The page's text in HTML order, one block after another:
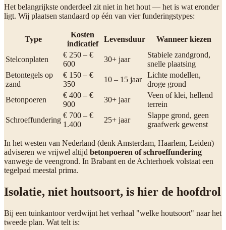
Het belangrijkste onderdeel zit niet in het hout — het is wat eronder
ligt. Wij plaatsen standaard op één van vier funderingstypes:
Type
Kosten
indicatief
Levensduur Wanneer kiezen
Stelconplaten
€ 250 – €
600
30+ jaar
Stabiele zandgrond,
snelle plaatsing
Betontegels op
zand
€ 150 – €
350
10 – 15 jaar
Lichte modellen,
droge grond
Betonpoeren
€ 400 – €
900
30+ jaar
Veen of klei, hellend
terrein
Schroeffundering
€ 700 – €
1.400
25+ jaar
Slappe grond, geen
graafwerk gewenst
In het westen van Nederland (denk Amsterdam, Haarlem, Leiden)
adviseren we vrijwel altijd betonpoeren of schroeffundering
vanwege de veengrond. In Brabant en de Achterhoek volstaat een
tegelpad meestal prima.
Isolatie, niet houtsoort, is hier de hoofdrol
Bij een tuinkantoor verdwijnt het verhaal "welke houtsoort" naar het
tweede plan. Wat telt is: